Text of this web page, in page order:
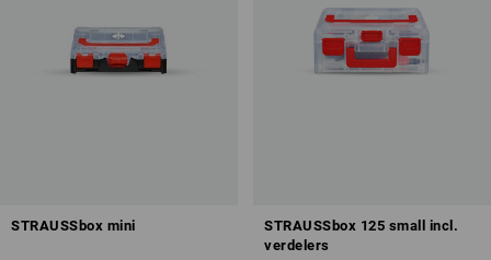
STRAUSSbox mini
STRAUSSbox 125 small incl.
verdelers